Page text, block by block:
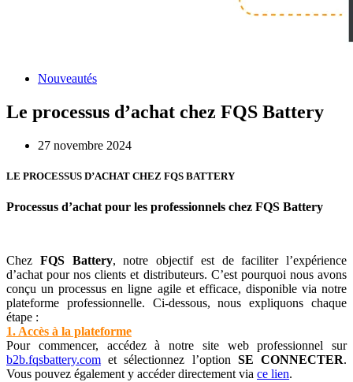
Nouveautés
Le processus d’achat chez FQS Battery
27 novembre 2024
LE PROCESSUS D’ACHAT CHEZ FQS BATTERY
Processus d’achat pour les professionnels chez FQS Battery
Chez FQS Battery, notre objectif est de faciliter l’expérience
d’achat pour nos clients et distributeurs. C’est pourquoi nous avons
conçu un processus en ligne agile et efficace, disponible via notre
plateforme professionnelle. Ci-dessous, nous expliquons chaque
étape :
1. Accès à la plateforme
Pour commencer, accédez à notre site web professionnel sur
b2b.fqsbattery.com et sélectionnez l’option SE CONNECTER.
Vous pouvez également y accéder directement via ce lien.